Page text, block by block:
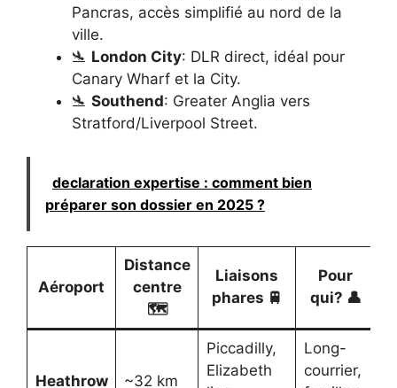
Pancras, accès simplifié au nord de la
ville.
🛬 London City: DLR direct, idéal pour
Canary Wharf et la City.
🛬 Southend: Greater Anglia vers
Stratford/Liverpool Street.
declaration expertise : comment bien
préparer son dossier en 2025 ?
Aéroport
Distance
centre
🗺️
Liaisons
phares 🚆
Pour
qui? 👤
Heathrow ~32 km
Piccadilly,
Elizabeth
Long-
courrier,